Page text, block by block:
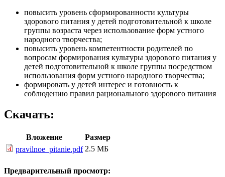
повысить уровень сформированности культуры
здорового питания у детей подготовительной к школе
группы возраста через использование форм устного
народного творчества;
повысить уровень компетентности родителей по
вопросам формирования культуры здорового питания у
детей подготовительной к школе группы посредством
использования форм устного народного творчества;
формировать у детей интерес и готовность к
соблюдению правил рационального здорового питания
Скачать:
Вложение
Размер
pravilnoe_pitanie.pdf 2.5 МБ
Предварительный просмотр: